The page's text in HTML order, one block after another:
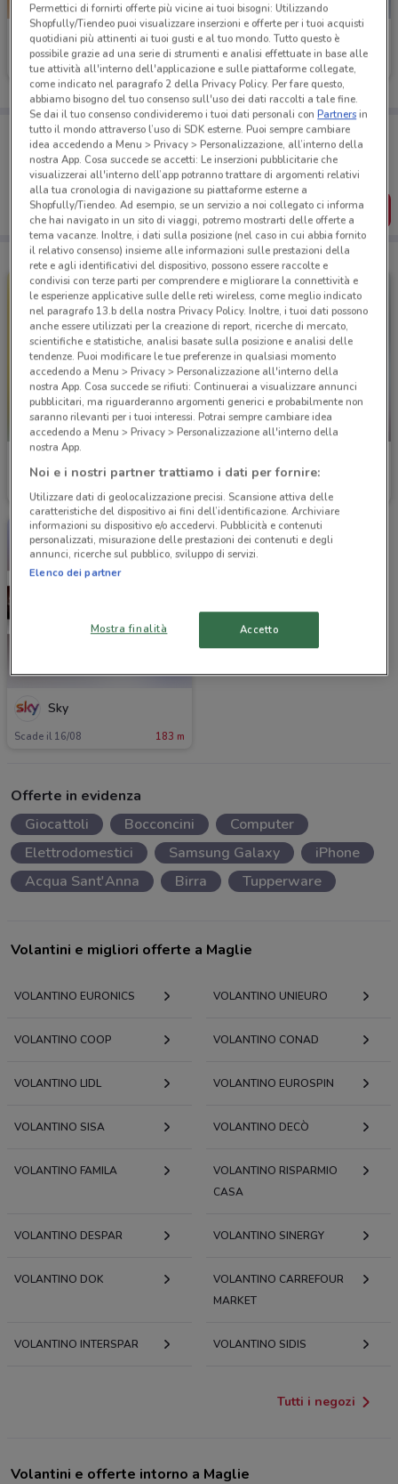
Tecnomat
Scade il 26/08 25.1 km
Euronics
Scade il 19/08 1.1 km
Porta DoveConviene sempre con te!
Puoi trovare le migliori offerte dei negozi vicino a te,
salvarle e creare la tua lista del risparmio, comodamente
dal tuo cellulare.
SCARICA L’APP
Scade il 16/08 21.2 km Scade mercoledì
Sky
Scade il 16/08 183 m
Offerte in evidenza
Giocattoli
Bocconcini
Computer
Elettrodomestici
Samsung Galaxy
iPhone
Acqua Sant'Anna
Birra Tupperware
Volantini e migliori offerte a Maglie
VOLANTINO EURONICS VOLANTINO UNIEURO
VOLANTINO COOP VOLANTINO CONAD
VOLANTINO LIDL VOLANTINO EUROSPIN
VOLANTINO SISA VOLANTINO DECÒ
VOLANTINO FAMILA
VOLANTINO RISPARMIO
CASA
VOLANTINO DESPAR VOLANTINO SINERGY
VOLANTINO DOK
VOLANTINO CARREFOUR
MARKET
VOLANTINO INTERSPAR VOLANTINO SIDIS
Tutti i negozi
Volantini e offerte intorno a Maglie
Permettici di fornirti offerte più vicine ai tuoi bisogni: Utilizzando
Shopfully/Tiendeo puoi visualizzare inserzioni e offerte per i tuoi acquisti
quotidiani più attinenti ai tuoi gusti e al tuo mondo. Tutto questo è
possibile grazie ad una serie di strumenti e analisi effettuate in base alle
tue attività all'interno dell'applicazione e sulle piattaforme collegate,
come indicato nel paragrafo 2 della Privacy Policy. Per fare questo,
abbiamo bisogno del tuo consenso sull'uso dei dati raccolti a tale fine.
Se dai il tuo consenso condivideremo i tuoi dati personali conPartnersin
tutto il mondo attraverso l’uso di SDK esterne. Puoi sempre cambiare
idea accedendo a Menu > Privacy > Personalizzazione, all’interno della
nostra App. Cosa succede se accetti: Le inserzioni pubblicitarie che
visualizzerai all'interno dell’app potranno trattare di argomenti relativi
alla tua cronologia di navigazione su piattaforme esterne a
Shopfully/Tiendeo. Ad esempio, se un servizio a noi collegato ci informa
che hai navigato in un sito di viaggi, potremo mostrarti delle offerte a
tema vacanze. Inoltre, i dati sulla posizione (nel caso in cui abbia fornito
il relativo consenso) insieme alle informazioni sulle prestazioni della
rete e agli identificativi del dispositivo, possono essere raccolte e
condivisi con terze parti per comprendere e migliorare la connettività e
le esperienze applicative sulle delle reti wireless, come meglio indicato
nel paragrafo 13.b della nostra Privacy Policy. Inoltre, i tuoi dati possono
anche essere utilizzati per la creazione di report, ricerche di mercato,
scientifiche e statistiche, analisi basate sulla posizione e analisi delle
tendenze. Puoi modificare le tue preferenze in qualsiasi momento
accedendo a Menu > Privacy > Personalizzazione all'interno della
nostra App. Cosa succede se rifiuti: Continuerai a visualizzare annunci
pubblicitari, ma riguarderanno argomenti generici e probabilmente non
saranno rilevanti per i tuoi interessi. Potrai sempre cambiare idea
accedendo a Menu > Privacy > Personalizzazione all'interno della
nostra App.
Noi e i nostri partner trattiamo i dati per fornire:
Utilizzare dati di geolocalizzazione precisi. Scansione attiva delle
caratteristiche del dispositivo ai fini dell’identificazione. Archiviare
informazioni su dispositivo e/o accedervi. Pubblicità e contenuti
personalizzati, misurazione delle prestazioni dei contenuti e degli
annunci, ricerche sul pubblico, sviluppo di servizi.
Elenco dei partner
Mostra finalità Accetto